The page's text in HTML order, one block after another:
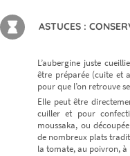
ASTUCES :
L’aubergine juste
être préparée (cuite et
pour que l’on retrouve
Elle peut être
cuiller et pour
moussaka, ou
de nombreux plats
la tomate, au poivron,